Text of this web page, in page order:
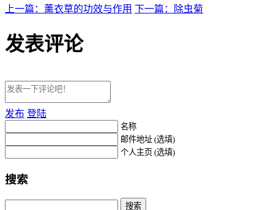
上一篇：薰衣草的功效与作用 下一篇：除虫菊
发表评论
发布 登陆
名称
邮件地址 (选填)
个人主页 (选填)
搜索